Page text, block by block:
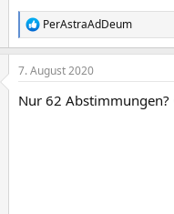
R
e
a
k
i
PerAstraAdDeum
7. August 2020
Nur 62 Abstimmungen?